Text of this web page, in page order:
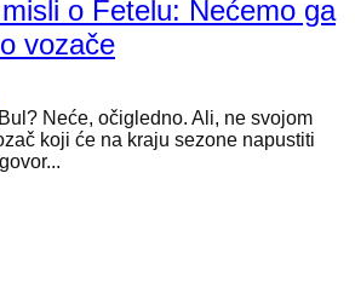
o Fetelu: Nećemo ga
vozače
Neće, očigledno. Ali, ne svojom
koji će na kraju sezone napustiti